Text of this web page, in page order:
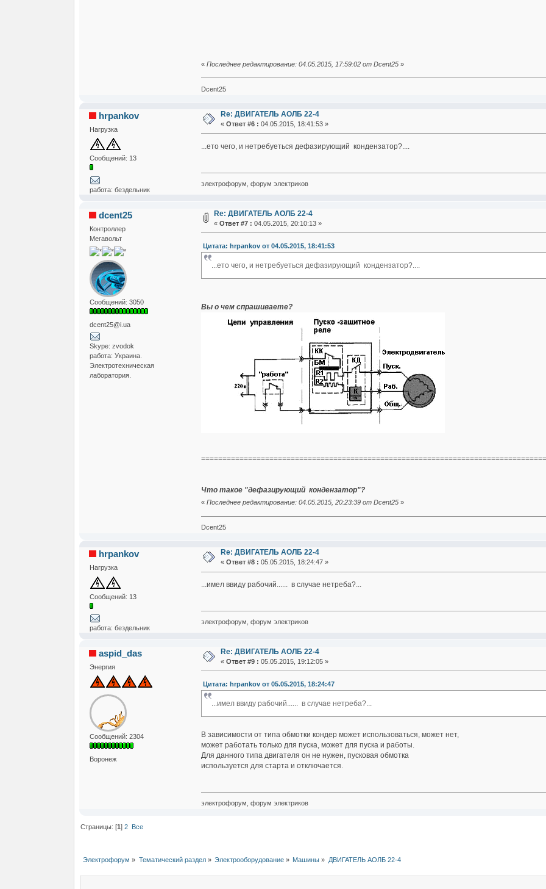
« Последнее редактирование: 04.05.2015, 17:59:02 от Dcent25»
Dcent25
hrpankov
Нагрузка
Сообщений: 13
работа: бездельник
Re: ДВИГАТЕЛЬ АОЛБ 22-4
« Ответ #6 : 04.05.2015, 18:41:53 »
...ето чего, и нетребуеться дефазирующий кондензатор?....
электрофорум, форум электриков
dcent25
Контроллер
Мегавольт
Сообщений: 3050
dcent25@i.ua
Skype: zvodok
работа: Украина.
Электротехническая
лаборатория.
Re: ДВИГАТЕЛЬ АОЛБ 22-4
« Ответ #7 : 04.05.2015, 20:10:13 »
Цитата: hrpankov от 04.05.2015, 18:41:53
...ето чего, и нетребуеться дефазирующий кондензатор?....
Вы о чем спрашиваете?
Что такое "дефазирующий кондензатор"?
« Последнее редактирование: 04.05.2015, 20:23:39 от Dcent25»
Dcent25
hrpankov
Нагрузка
Сообщений: 13
работа: бездельник
Re: ДВИГАТЕЛЬ АОЛБ 22-4
« Ответ #8 : 05.05.2015, 18:24:47 »
...имел ввиду рабочий...... в случае нетреба?...
электрофорум, форум электриков
aspid_das
Энергия
Сообщений: 2304
Воронеж
Re: ДВИГАТЕЛЬ АОЛБ 22-4
« Ответ #9 : 05.05.2015, 19:12:05 »
Цитата: hrpankov от 05.05.2015, 18:24:47
...имел ввиду рабочий...... в случае нетреба?...
В зависимости от типа обмотки кондер может использоваться, может нет,
может работать только для пуска, может для пуска и работы.
Для данного типа двигателя он не нужен, пусковая обмотка
используется для старта и отключается.
электрофорум, форум электриков
Страницы: [1]2
Все
Электрофорум » Тематический раздел» Электрооборудование» Машины » ДВИГАТЕЛЬ АОЛБ 22-4